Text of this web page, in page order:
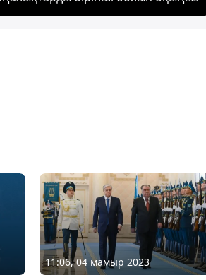
11:06, 04 мамыр 2023